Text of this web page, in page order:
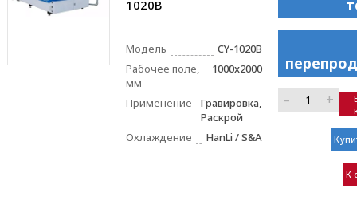
1020B
Модель
CY-1020B
Рабочее поле,
мм
1000x2000
Применение
Гравировка,
Раскрой
Охлаждение
HanLi / S&A
– +
К